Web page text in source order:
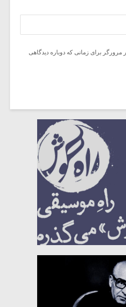
مرورگر برای زمانی که دوباره دیدگاهی